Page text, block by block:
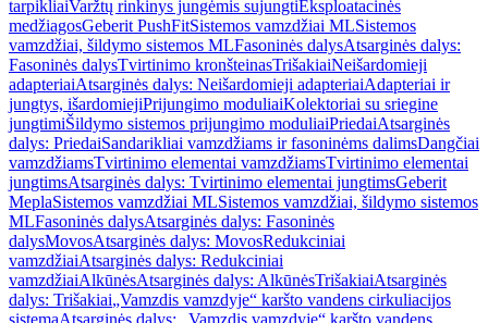
tarpikliaiVaržtų rinkinys jungėmis sujungtiEksploatacinės
medžiagosGeberit PushFitSistemos vamzdžiai MLSistemos
vamzdžiai, šildymo sistemos MLFasoninės dalysAtsarginės dalys:
Fasoninės dalysTvirtinimo kronšteinasTrišakiaiNeišardomieji
adapteriaiAtsarginės dalys: Neišardomieji adapteriaiAdapteriai ir
jungtys, išardomiejiPrijungimo moduliaiKolektoriai su sriegine
jungtimiŠildymo sistemos prijungimo moduliaiPriedaiAtsarginės
dalys: PriedaiSandarikliai vamzdžiams ir fasoninėms dalimsDangčiai
vamzdžiamsTvirtinimo elementai vamzdžiamsTvirtinimo elementai
jungtimsAtsarginės dalys: Tvirtinimo elementai jungtimsGeberit
MeplaSistemos vamzdžiai MLSistemos vamzdžiai, šildymo sistemos
MLFasoninės dalysAtsarginės dalys: Fasoninės
dalysMovosAtsarginės dalys: MovosRedukciniai
vamzdžiaiAtsarginės dalys: Redukciniai
vamzdžiaiAlkūnėsAtsarginės dalys: AlkūnėsTrišakiaiAtsarginės
dalys: Trišakiai„Vamzdis vamzdyje“ karšto vandens cirkuliacijos
sistemaAtsarginės dalys: „Vamzdis vamzdyje“ karšto vandens